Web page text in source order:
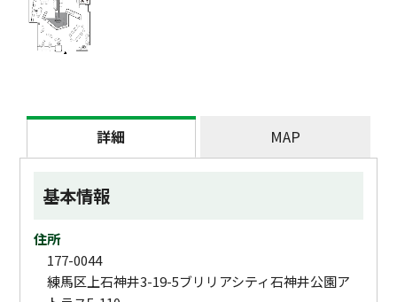
詳細 MAP
基本情報
住所
177-0044
練馬区上石神井3-19-5ブリリアシティ石神井公園ア